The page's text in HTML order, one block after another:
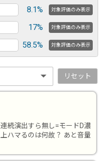
8.1% 対象評価のみ表示
17% 対象評価のみ表示
58.5% 対象評価のみ表示
リセット
続演出すら無し=モードD濃
ハマるのは何故？ あと音量